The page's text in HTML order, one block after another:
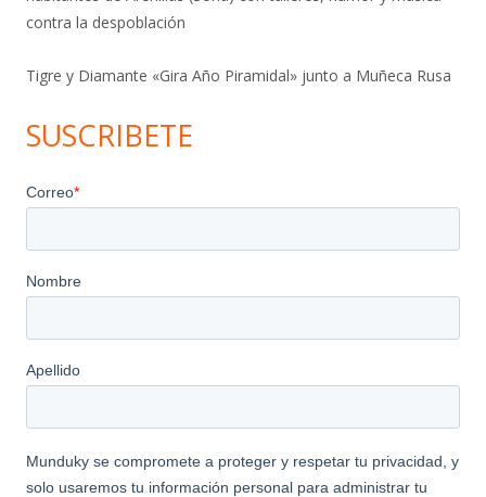
contra la despoblación
Tigre y Diamante «Gira Año Piramidal» junto a Muñeca Rusa
SUSCRIBETE